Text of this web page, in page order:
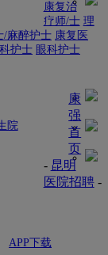
康复治
疗师/士 理
/麻醉护士 康复医
护士 眼科护士
院
康
强
首
页
- 昆明
医院招聘-
APP下载